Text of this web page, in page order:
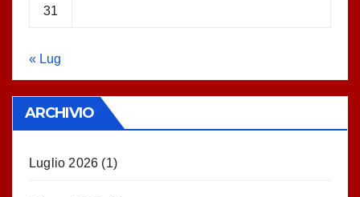
31
« Lug
ARCHIVIO
Luglio 2026 (1)